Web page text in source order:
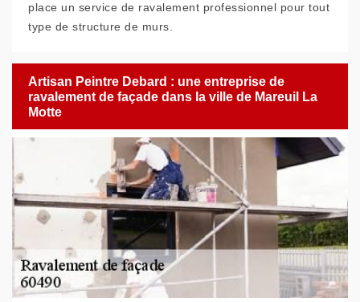
place un service de ravalement professionnel pour tout
type de structure de murs.
Artisan Peintre Debard : une entreprise de
ravalement de façade dans la ville de Mareuil La
Motte